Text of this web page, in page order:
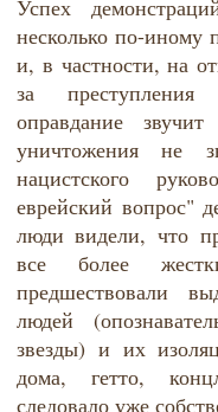
Успех
несколько по-иному
и, в частности, на
за преступления
оправдание
уничтожения не
нацистского
еврейский вопрос"
люди видели, что
все более
предшествовали
людей
звезды) и их
дома, гетто,
следовало уже